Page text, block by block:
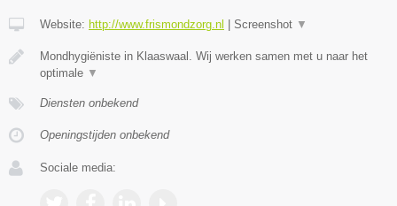
Website: http://www.frismondzorg.nl Screenshot ▼
Mondhygiëniste in Klaaswaal. Wij werken samen met u naar het
optimale ▼
Diensten onbekend
Openingstijden onbekend
Sociale media: